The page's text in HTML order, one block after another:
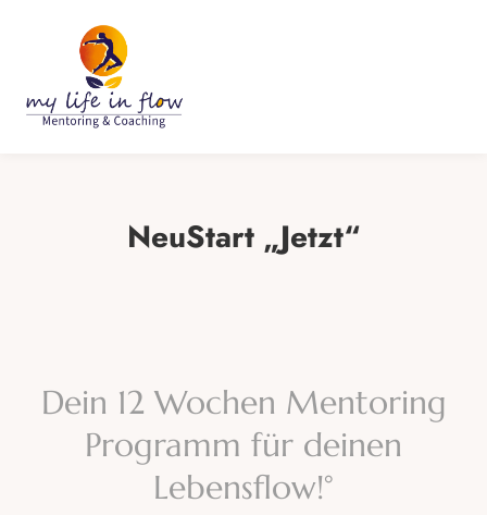
NeuStart „Jetzt“
Dein 12 Wochen Mentoring
Programm für deinen
Lebensflow!°